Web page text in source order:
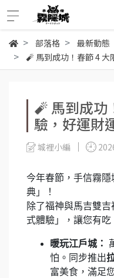
部落格
最新動態
🧨 馬到成功！春節 4 大
🧨 馬到成功
驗，好運財
城裡小編
今年春節，手信霧
典」！
除了福神與馬吉雙
式體驗」，讓您有吃
暖玩江戶城：
怕。同步推出
富美食，滿足